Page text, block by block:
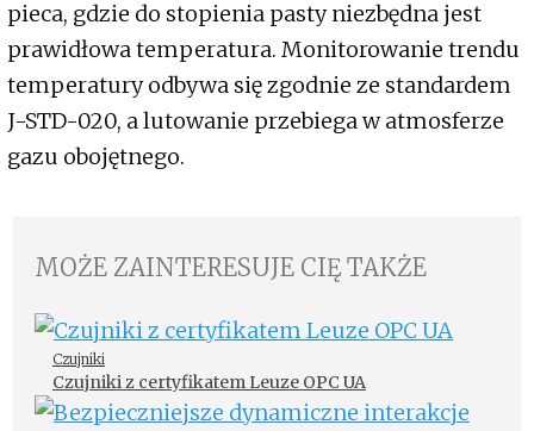
pieca, gdzie do stopienia pasty niezbędna jest
prawidłowa temperatura. Monitorowanie trendu
temperatury odbywa się zgodnie ze standardem
J-STD-020, a lutowanie przebiega w atmosferze
gazu obojętnego.
MOŻE ZAINTERESUJE CIĘ TAKŻE
Czujniki
Czujniki z certyfikatem Leuze OPC UA